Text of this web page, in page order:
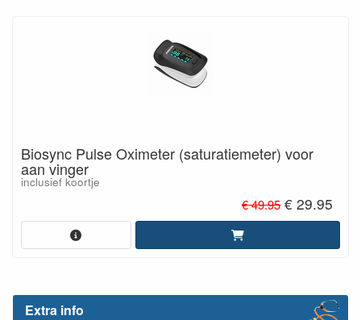
Extra info
Biosync Pulse Oximeter (saturatiemeter) voor
aan vinger
inclusief koortje
€ 49.95€ 29.95